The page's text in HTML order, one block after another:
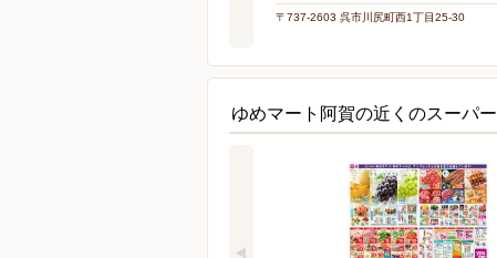
〒737-2603 呉市川尻町西1丁目25-30
ゆめマート阿賀の近くのスーパー